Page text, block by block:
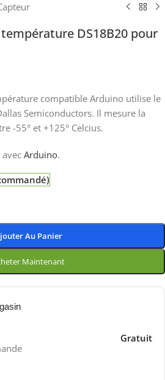
DS18B20 pour
compatible Arduino utilise le
Semiconductors. Il mesure la
-55° et +125° Celcius.
Arduino.
Au Panier
Maintenant
Gratuit